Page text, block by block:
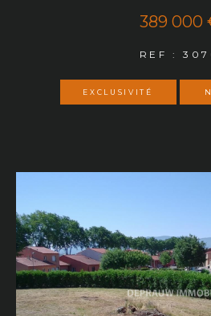
389 000
REF :
EXCLUSIVITÉ